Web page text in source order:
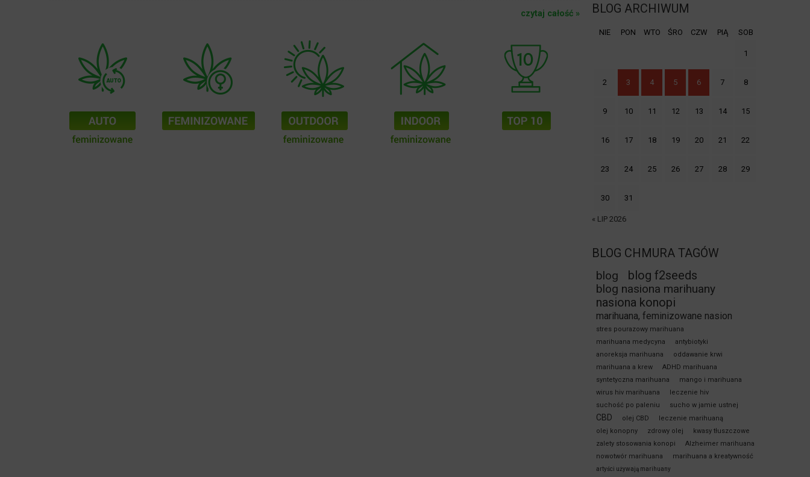
czytaj całość » BLOG ARCHIWUM
NIE PON WTO ŚRO CZW PIĄ SOB
1
2 3 4 5 6 7 8
9 10 11 12 13 14 15
16 17 18 19 20 21 22
23 24 25 26 27 28 29
30 31
« LIP 2026
BLOG CHMURA TAGÓW
blog blog f2seeds
blog nasiona marihuany
nasiona konopi
marihuana, feminizowane nasion
stres pourazowy marihuana
marihuana medycyna
antybiotyki
anoreksja marihuana
oddawanie krwi
marihuana a krew
ADHD marihuana
syntetyczna marihuana
mango i marihuana
wirus hiv marihuana
leczenie hiv
suchość po paleniu
sucho w jamie ustnej
CBD olej CBD
leczenie marihuaną
olej konopny
zdrowy olej
kwasy tłuszczowe
zalety stosowania konopi
Alzheimer marihuana
nowotwór marihuana
marihuana a kreatywność
artyści używają marihuany